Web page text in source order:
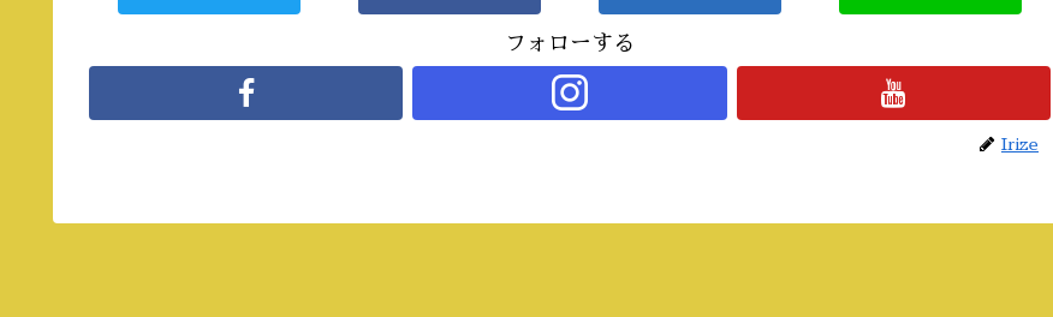
フォローする
Irize